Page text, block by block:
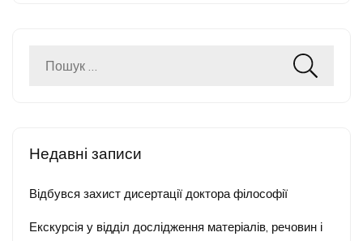
Пошук:
Недавні записи
Відбувся захист дисертації доктора філософії
Екскурсія у відділ дослідження матеріалів, речовин і